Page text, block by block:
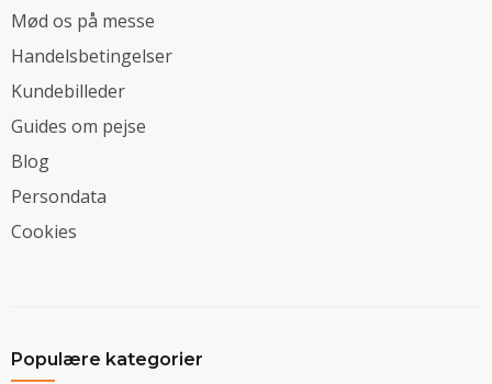
Mød os på messe
Handelsbetingelser
Kundebilleder
Guides om pejse
Blog
Persondata
Cookies
Populære kategorier